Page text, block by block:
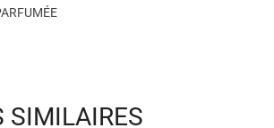
SIMILAIRES